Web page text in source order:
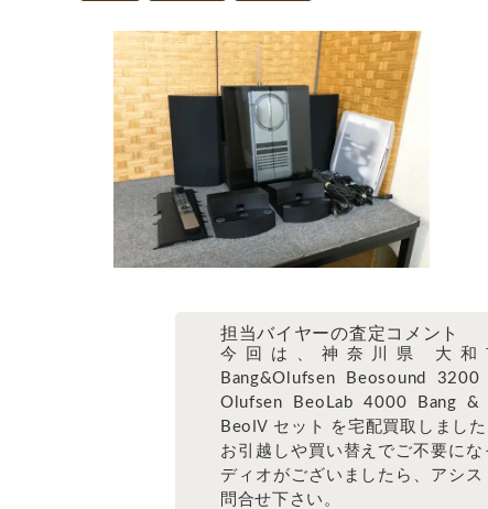
担当バイヤーの査定コメント
今回は、神奈川県 大和
Bang&Olufsen Beosound
Olufsen BeoLab 4000 Bang &
BeoⅣ セット を宅配買取しました
お引越しや買い替えでご不要にな
ディオがございましたら、アシス
問合せ下さい。